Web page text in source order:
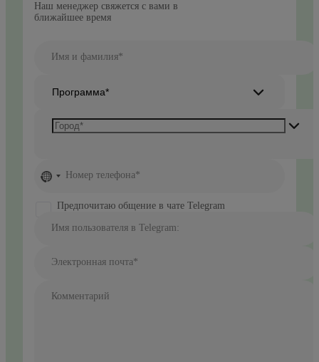
Наш менеджер свяжется с вами в
ближайшее время
Имя и фамилия*
Программа*
No
selected
Номер телефона*
Предпочитаю общение в чате Telegram
Имя пользователя в Telegram:
Электронная почта*
Комментарий